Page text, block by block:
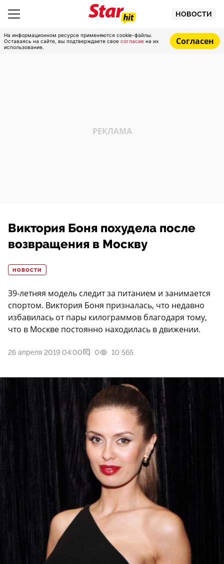
НОВОСТИ
На информационном ресурсе применяются cookie-файлы.
Оставаясь на сайте, вы подтверждаете свое согласие на их
использование.
Согласен
Виктория Боня похудела после
возвращения в Москву
НОВОСТИ
39-летняя модель следит за питанием и занимается
спортом. Виктория Боня призналась, что недавно
избавилась от пары килограммов благодаря тому,
что в Москве постоянно находилась в движении.
26 апреля 2019 04:00 0 10 565